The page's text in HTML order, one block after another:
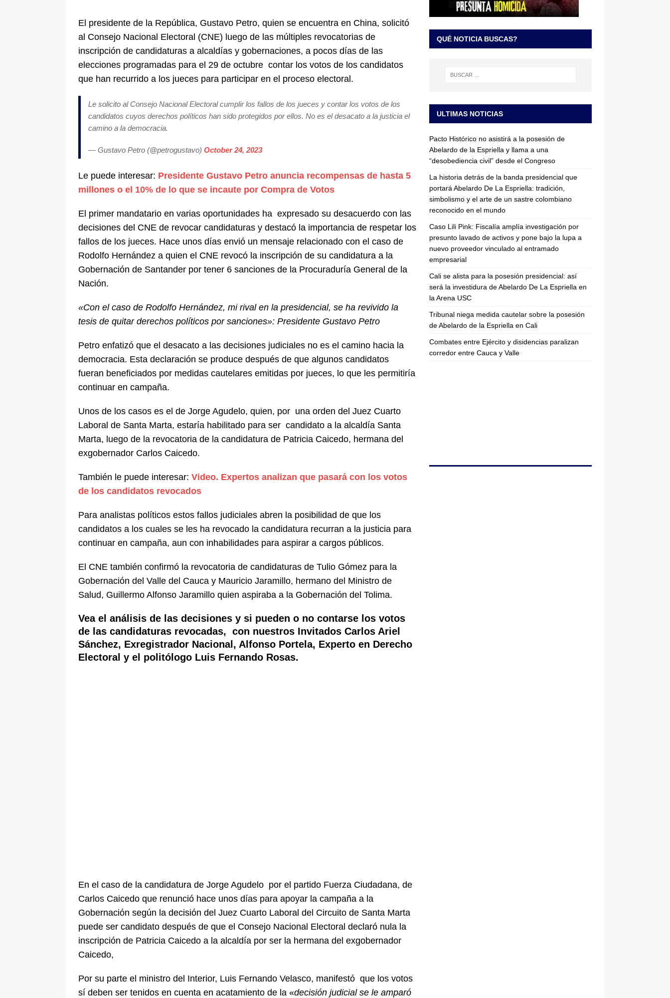
[ 6 de agosto de 2026 ] Tribunal niega medida cautelar sobre la posesión de Abelardo de la Espriella
El presidente de la República, Gustavo Petro, quien se encuentra en China, solicitó
al Consejo Nacional Electoral (CNE) luego de las múltiples revocatorias de
inscripción de candidaturas a alcaldías y gobernaciones, a pocos días de las
elecciones programadas para el 29 de octubre contar los votos de los candidatos
que han recurrido a los jueces para participar en el proceso electoral.
Le solicito al Consejo Nacional Electoral cumplir los fallos de los jueces y contar los votos de los
candidatos cuyos derechos políticos han sido protegidos por ellos. No es el desacato a la justicia el
camino a la democracia.
— Gustavo Petro (@petrogustavo) October 24, 2023
Le puede interesar: Presidente Gustavo Petro anuncia recompensas de hasta 5
millones o el 10% de lo que se incaute por Compra de Votos
El primer mandatario en varias oportunidades ha expresado su desacuerdo con las
decisiones del CNE de revocar candidaturas y destacó la importancia de respetar los
fallos de los jueces. Hace unos días envió un mensaje relacionado con el caso de
Rodolfo Hernández a quien el CNE revocó la inscripción de su candidatura a la
Gobernación de Santander por tener 6 sanciones de la Procuraduría General de la
Nación.
«Con el caso de Rodolfo Hernández, mi rival en la presidencial, se ha revivido la
tesis de quitar derechos políticos por sanciones»: Presidente Gustavo Petro
Petro enfatizó que el desacato a las decisiones judiciales no es el camino hacia la
democracia. Esta declaración se produce después de que algunos candidatos
fueran beneficiados por medidas cautelares emitidas por jueces, lo que les permitiría
continuar en campaña.
Unos de los casos es el de Jorge Agudelo, quien, por una orden del Juez Cuarto
Laboral de Santa Marta, estaría habilitado para ser candidato a la alcaldía Santa
Marta, luego de la revocatoria de la candidatura de Patricia Caicedo, hermana del
exgobernador Carlos Caicedo.
También le puede interesar: Video. Expertos analizan que pasará con los votos
de los candidatos revocados
Para analistas políticos estos fallos judiciales abren la posibilidad de que los
candidatos a los cuales se les ha revocado la candidatura recurran a la justicia para
continuar en campaña, aun con inhabilidades para aspirar a cargos públicos.
El CNE también confirmó la revocatoria de candidaturas de Tulio Gómez para la
Gobernación del Valle del Cauca y Mauricio Jaramillo, hermano del Ministro de
Salud, Guillermo Alfonso Jaramillo quien aspiraba a la Gobernación del Tolima.
Vea el análisis de las decisiones y si pueden o no contarse los votos
de las candidaturas revocadas, con nuestros Invitados Carlos Ariel
Sánchez, Exregistrador Nacional, Alfonso Portela, Experto en Derecho
Electoral y el politólogo Luis Fernando Rosas.
En el caso de la candidatura de Jorge Agudelo por el partido Fuerza Ciudadana, de
Carlos Caicedo que renunció hace unos días para apoyar la campaña a la
Gobernación según la decisión del Juez Cuarto Laboral del Circuito de Santa Marta
puede ser candidato después de que el Consejo Nacional Electoral declaró nula la
inscripción de Patricia Caicedo a la alcaldía por ser la hermana del exgobernador
Caicedo,
Por su parte el ministro del Interior, Luis Fernando Velasco, manifestó que los votos
sí deben ser tenidos en cuenta en acatamiento de la «decisión judicial se le amparó
QUÉ NOTICIA BUSCAS?
ULTIMAS NOTICIAS
Pacto Histórico no asistirá a la posesión de
Abelardo de la Espriella y llama a una
“desobediencia civil” desde el Congreso
La historia detrás de la banda presidencial que
portará Abelardo De La Espriella: tradición,
simbolismo y el arte de un sastre colombiano
reconocido en el mundo
Caso Lili Pink: Fiscalía amplía investigación por
presunto lavado de activos y pone bajo la lupa a
nuevo proveedor vinculado al entramado
empresarial
Cali se alista para la posesión presidencial: así
será la investidura de Abelardo De La Espriella en
la Arena USC
Tribunal niega medida cautelar sobre la posesión
de Abelardo de la Espriella en Cali
Combates entre Ejército y disidencias paralizan
corredor entre Cauca y Valle